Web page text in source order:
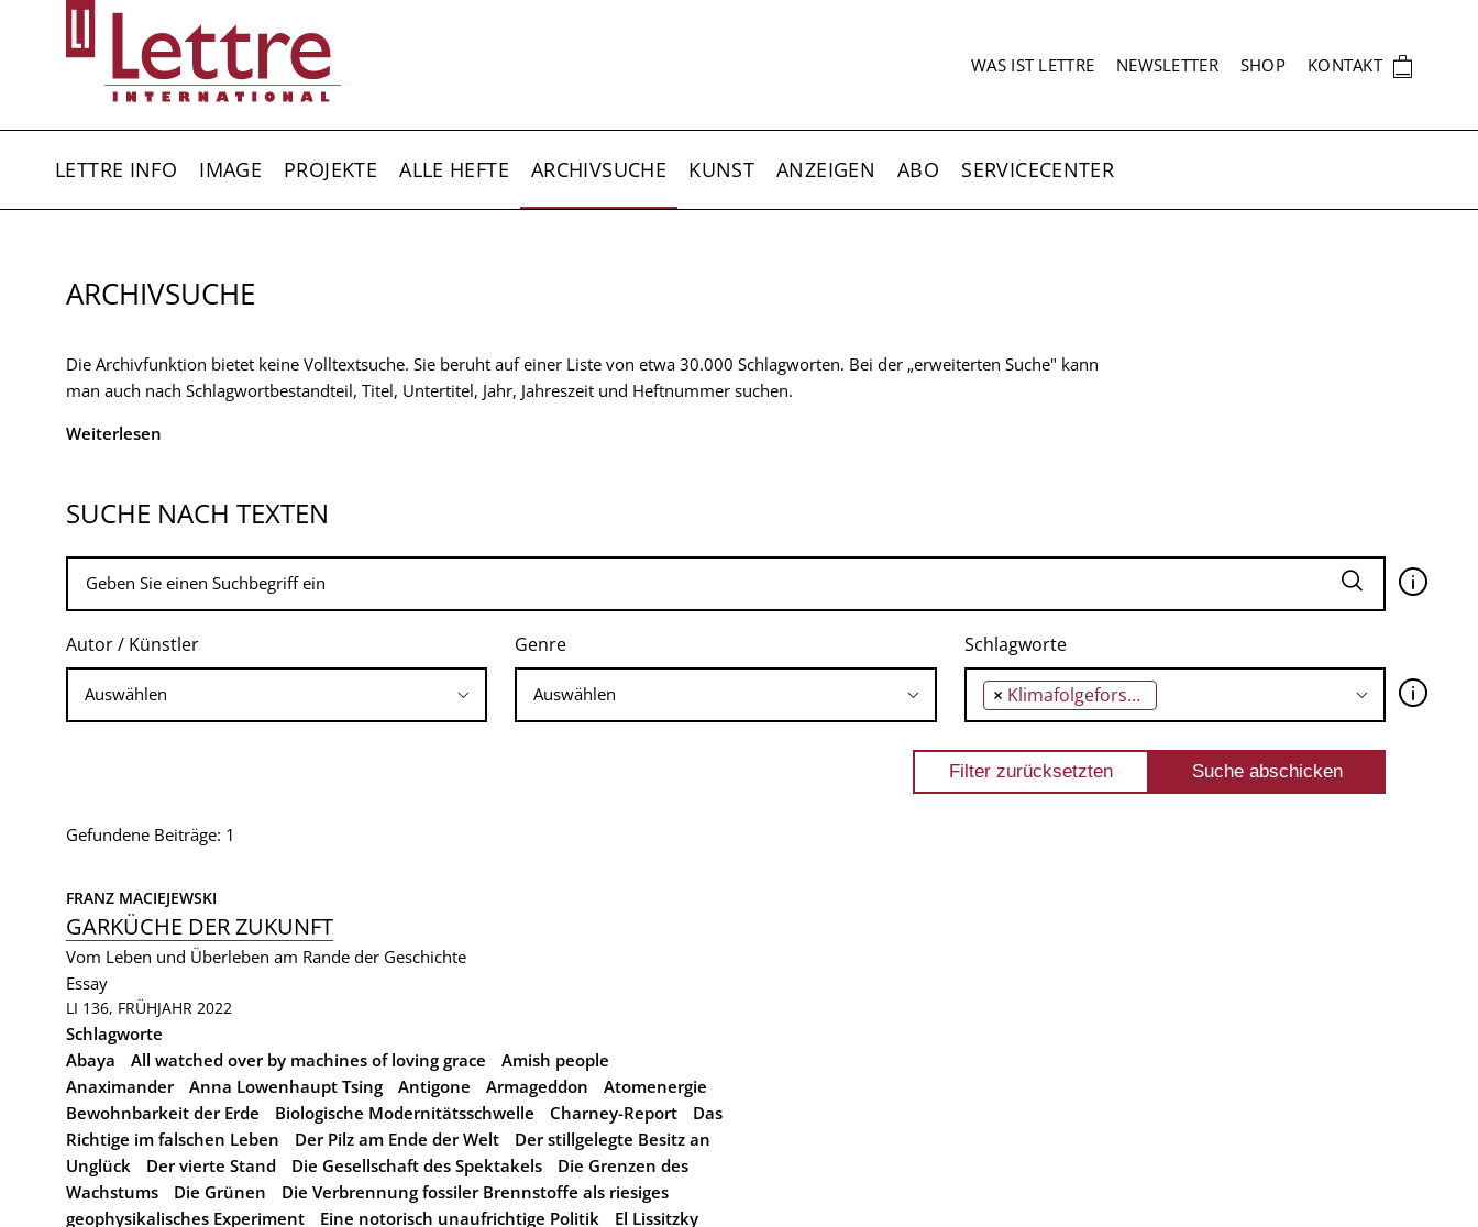
SEKUNDÄRNAVIGATION
WAS IST LETTRE NEWSLETTER SHOP KONTAKT 🛍
LETTRE INFO IMAGE PROJEKTE ALLE HEFTE ARCHIVSUCHE KUNST ANZEIGEN ABO SERVICECENTER
ARCHIVSUCHE
Die Archivfunktion bietet keine Volltextsuche. Sie beruht auf einer Liste von etwa 30.000 Schlagworten. Bei der „erweiterten Suche" kann
man auch nach Schlagwortbestandteil, Titel, Untertitel, Jahr, Jahreszeit und Heftnummer suchen.
Weiterlesen
SUCHE NACH TEXTEN
🛈
Autor / Künstler Genre Schlagworte
× Klimafolgeforschung 🛈
Gefundene Beiträge: 1
FRANZ MACIEJEWSKI
GARKÜCHE DER ZUKUNFT
Vom Leben und Überleben am Rande der Geschichte
Essay
LI 136, FRÜHJAHR 2022
Schlagworte
Abaya
All watched over by machines of loving grace
Amish people
Anaximander
Anna Lowenhaupt Tsing Antigone Armageddon
Atomenergie
Bewohnbarkeit der Erde
Biologische Modernitätsschwelle Charney-Report
Das
Richtige im falschen Leben
Der Pilz am Ende der Welt
Der stillgelegte Besitz an
Unglück
Der vierte Stand Die Gesellschaft des Spektakels
Die Grenzen des
Wachstums
Die Grünen
Die Verbrennung fossiler Brennstoffe als riesiges
geophysikalisches Experiment
Eine notorisch unaufrichtige Politik
El Lissitzky